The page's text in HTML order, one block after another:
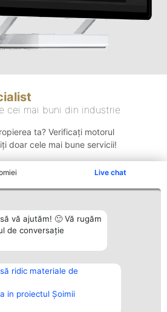
Live chat
vă ajutăm! 🙂 Vă rugăm
de conversație
ridic materiale de
in proiectul Șoimii
cei mai buni din industrie
ta? Verificați motorul
doar cele mai bune servicii!
Plebiscyt
Lista Tuturor
Laureaților
Contact